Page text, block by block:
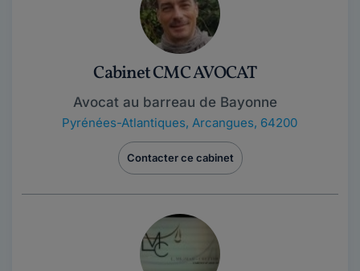
Cabinet CMC AVOCAT
Avocat au barreau de Bayonne
Pyrénées-Atlantiques, Arcangues, 64200
Contacter ce cabinet